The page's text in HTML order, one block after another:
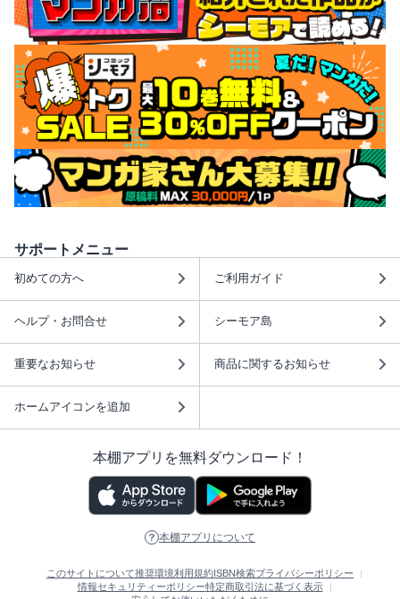
サポートメニュー
初めての方へ ご利用ガイド
ヘルプ・お問合せ シーモア島
重要なお知らせ 商品に関するお知らせ
ホームアイコンを追加
本棚アプリを無料ダウンロード！
本棚アプリについて
このサイトについて推奨環境利用規約 ISBN検索プライバシーポリシー
情報セキュリティーポリシー特定商取引法に基づく表示